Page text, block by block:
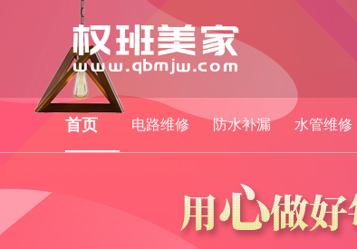
首页 电路维修 防水补漏 水管维修